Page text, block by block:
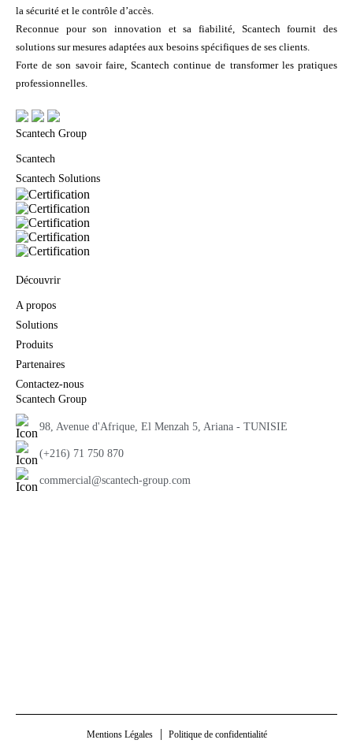
la sécurité et le contrôle d’accès.
Reconnue pour son innovation et sa fiabilité, Scantech fournit des
solutions sur mesures adaptées aux besoins spécifiques de ses clients.
Forte de son savoir faire, Scantech continue de transformer les pratiques
professionnelles.
Scantech Group
Scantech
Scantech Solutions
Découvrir
A propos
Solutions
Produits
Partenaires
Contactez-nous
Scantech Group
98, Avenue d'Afrique, El Menzah 5, Ariana - TUNISIE
(+216) 71 750 870
commercial@scantech-group.com
Mentions Légales
Politique de confidentialité